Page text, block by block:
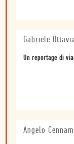
Gabriele
Un reportage di
Angelo